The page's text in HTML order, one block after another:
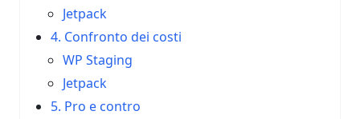
Jetpack
4. Confronto dei costi
WP Staging
Jetpack
5. Pro e contro